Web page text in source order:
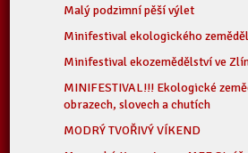
Malý podzimní pěší výlet
Minifestival ekologického
Minifestival ekozemědělství ve
MINIFESTIVAL!!! Ekologické
obrazech, slovech a chutích
MODRÝ TVOŘIVÝ VÍKEND